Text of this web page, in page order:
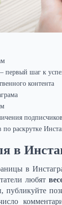
первый шаг к
контента
подписчиков
раскрутке
в
в
любят
публикуйте